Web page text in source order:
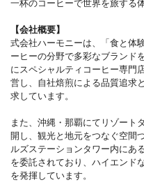
一杯のコーヒーで世界を旅する体
【会社概要】
式会社ハーモニーは、「食と体
ーヒーの分野で多彩なブランド
にスペシャルティコーヒー専門
営し、自社焙煎による品質追求
求しています。
また、沖縄・那覇にてリゾート
開し、観光と地元をつなぐ空間
ルズステーションタワー内にあ
を委託されており、ハイエンド
を発揮しています。